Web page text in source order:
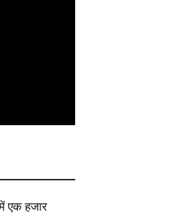
में एक हजार